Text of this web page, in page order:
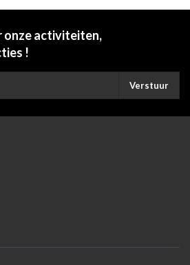
onze activiteiten,
!
Verstuur